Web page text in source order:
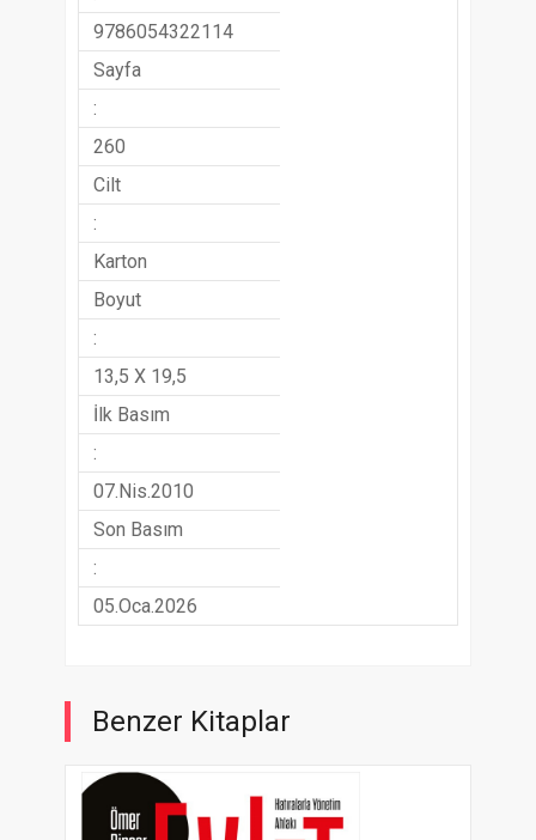
9786054322114
Sayfa
:
260
Cilt
:
Karton
Boyut
:
13,5 X 19,5
İlk Basım
:
07.Nis.2010
Son Basım
:
05.Oca.2026
Benzer Kitaplar